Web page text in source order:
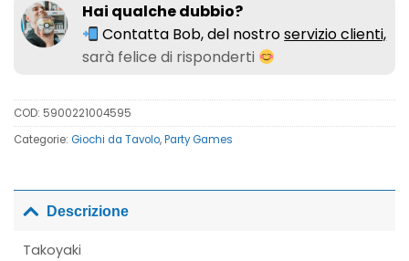
Hai qualche dubbio?
Contatta Bob, del nostroservizio clienti,
sarà felice di risponderti
COD: 5900221004595
Categorie: Giochi da Tavolo,Party Games
Descrizione
Takoyaki